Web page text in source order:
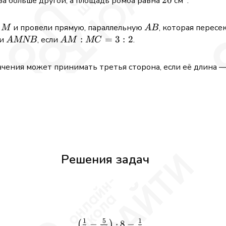
M
Mи провели прямую, параллельную AB
AB, которая
AMNB
AMNB, еслиAM:MC
AM : MC = 3 : 2.
может принимать третья сторона, если её длина
Решения задач
1 5 1